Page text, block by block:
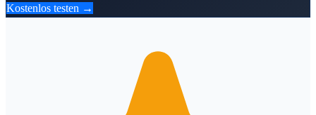
Kostenlos testen →